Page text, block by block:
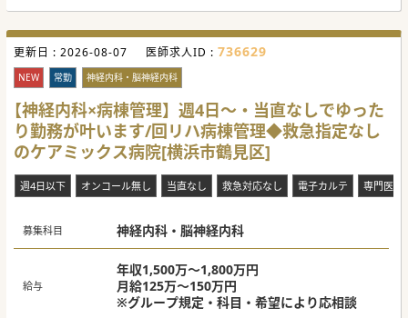
■キャリアを積むには最適な環境が整っており、治験への積
極的な参加も可能で、新薬開発に寄与する経験を積む、など
多いに研鑽を積めます。
【職場環境と雰囲気】
■各診療科の垣根が低いため、他科の先生方との相談がしや
すい開放的な環境が整っています。現場職員の応対には定評
もございます。
■相談だけでなく、実践的な指導を受ける機会も豊富にあ
り、経験を積みたい先生にも成長できる環境が提供されてい
ます。
■メリハリをつけた働き方が奨励されており、有給休暇の取
得しやすさも職員にとって大きな魅力の一つとなっていま
す。
常症と糖尿病疾患から内分泌疾患まで幅広い症例を積むこと
ができます。
インスリン導入目的の入院、高血糖緊急症と幅広く受け入れ
をしております。
■指導医や専門医の経験豊富な常勤ドクターが在籍しており
ますので、そのもとで学びながら、しっかりと研鑽を積むこ
更新日 : 2026-08-07 医師求人ID : 736629
NEW 常勤 神経内科・脳神経内科
【神経内科×病棟管理】週4日～・当直なしでゆった
り勤務が叶います/回リハ病棟管理◆救急指定なし
のケアミックス病院[横浜市鶴見区]
週4日以下 オンコール無し 当直なし 救急対応なし 電子カルテ 専門医不
募集科目 神経内科・脳神経内科
給与
年収1,500万～1,800万円
月給125万～150万円
※グループ規定・科目・希望により応相談